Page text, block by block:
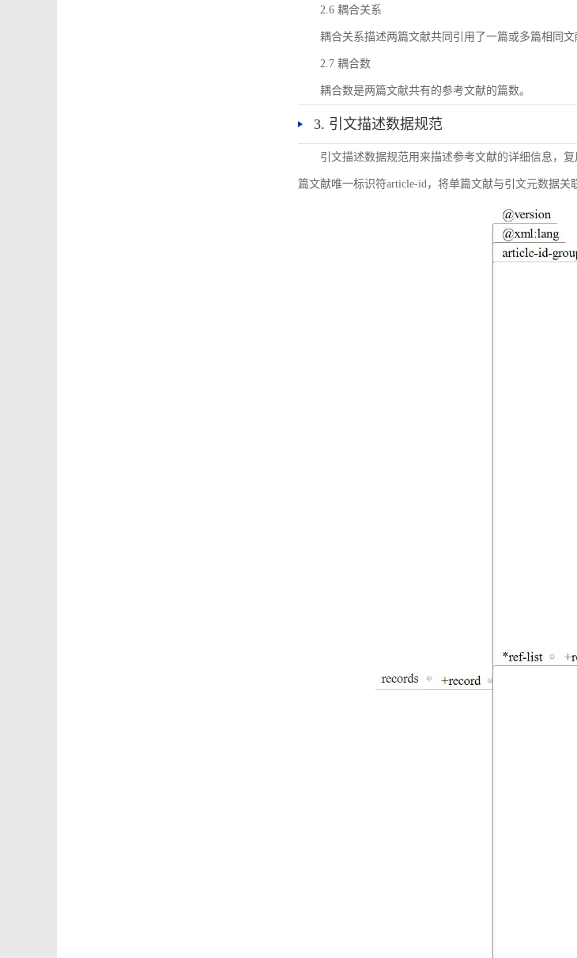
2.6 耦合关系
耦合关系描述两篇文献共同引用了一篇或多篇相同文
2.7 耦合数
耦合数是两篇文献共有的参考文献的篇数。
3. 引文描述数据规范
引文描述数据规范用来描述参考文献的详细信息，
篇文献唯一标识符article-id，将单篇文献与引文元数据关